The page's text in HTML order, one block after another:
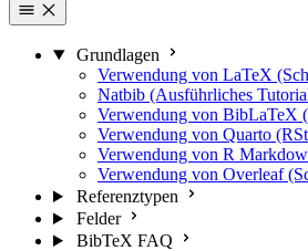
Grundlagen
Verwendung von LaTeX
Natbib (Ausführliches
Verwendung von BibLaTeX
Verwendung von Quarto
Verwendung von R
Verwendung von Overleaf
Referenztypen
Felder
BibTeX FAQ